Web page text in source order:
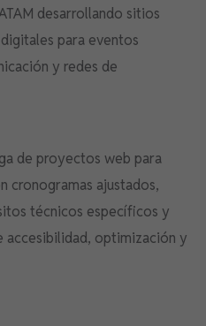
desarrollando sitios
para eventos
y redes de
de proyectos web para
cronogramas ajustados,
técnicos específicos y
accesibilidad, optimización y